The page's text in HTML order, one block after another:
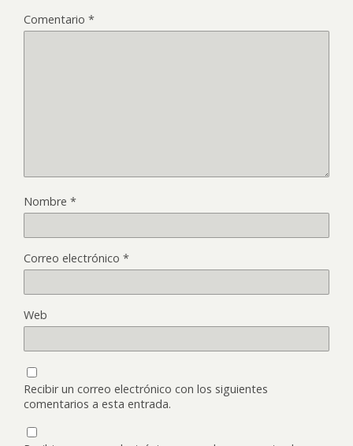
Comentario *
Nombre *
Correo electrónico *
Web
Recibir un correo electrónico con los siguientes
comentarios a esta entrada.